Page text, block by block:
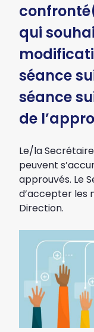
qui
séance
séance
de
Le/la
peuvent
approuvés. Le
d’accepter les
Direction.